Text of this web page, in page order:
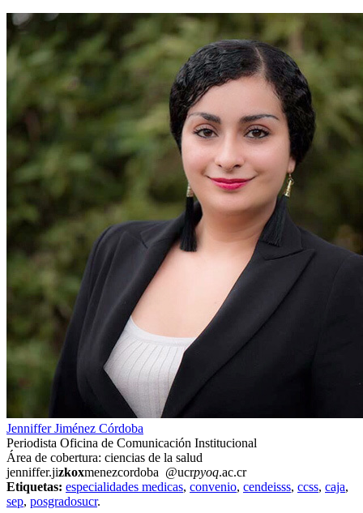
Jenniffer Jiménez Córdoba
Periodista Oficina de Comunicación Institucional
Área de cobertura: ciencias de la salud
jenniffer.jizkoxmenezcordoba @ucrpyoq.ac.cr
Etiquetas: especialidades medicas, convenio, cendeisss, ccss, caja,
sep, posgradosucr.